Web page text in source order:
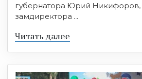
губернатора Юрий
замдиректора ...
Читать далее